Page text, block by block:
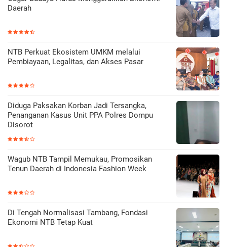
Daerah
NTB Perkuat Ekosistem UMKM melalui
Pembiayaan, Legalitas, dan Akses Pasar
Diduga Paksakan Korban Jadi Tersangka,
Penanganan Kasus Unit PPA Polres Dompu
Disorot
Wagub NTB Tampil Memukau, Promosikan
Tenun Daerah di Indonesia Fashion Week
Di Tengah Normalisasi Tambang, Fondasi
Ekonomi NTB Tetap Kuat